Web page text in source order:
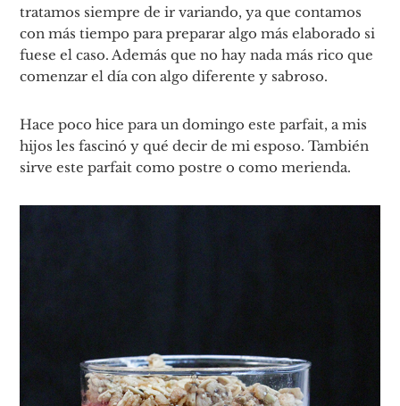
tratamos siempre de ir variando, ya que contamos
con más tiempo para preparar algo más elaborado si
fuese el caso. Además que no hay nada más rico que
comenzar el día con algo diferente y sabroso.
Hace poco hice para un domingo este parfait, a mis
hijos les fascinó y qué decir de mi esposo. También
sirve este parfait como postre o como merienda.